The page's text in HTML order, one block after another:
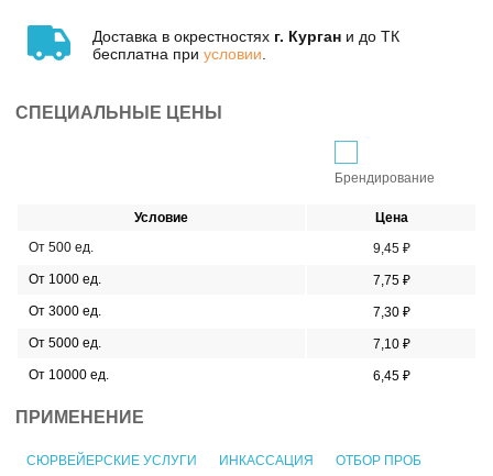
Доставка в окрестностях г. Курган и до ТК
бесплатна при условии
СПЕЦИАЛЬНЫЕ ЦЕНЫ
Брендирование
Условие
Цена
От 500 ед.
9,45 ₽
От 1000 ед.
7,75 ₽
От 3000 ед.
7,30 ₽
От 5000 ед.
7,10 ₽
От 10000 ед.
6,45 ₽
ПРИМЕНЕНИЕ
СЮРВЕЙЕРСКИЕ УСЛУГИ ИНКАССАЦИЯ ОТБОР ПРОБ